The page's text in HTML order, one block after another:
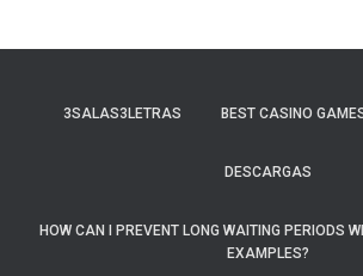
3SALAS3LETRAS BEST CASINO
DESCARGAS
HOW CAN I PREVENT LONG WAITING PERIODS
EXAMPLES?